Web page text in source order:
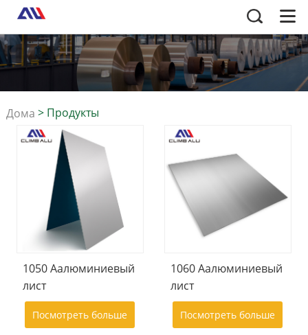
Дома >Продукты
1050 Aалюминиевый
лист
Посмотреть больше
1060 Aалюминиевый
лист
Посмотреть больше